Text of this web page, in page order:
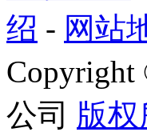
绍 - 网站
Copyright
公司 版